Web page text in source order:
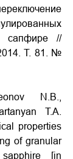
сапфире //
Т. 81. №
N.B.,
T.A.
properties
of granular
[in